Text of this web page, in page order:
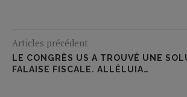
Articles précédent
LE CONGRÈS US A TROUVÉ UNE
FALAISE FISCALE. ALLÉLUIA…